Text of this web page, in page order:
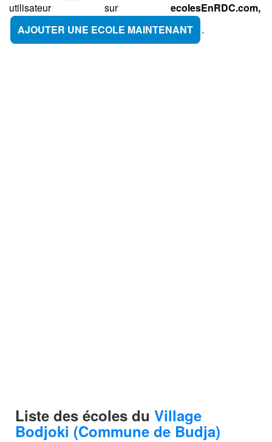
utilisateur sur ecolesEnRDC.com,
AJOUTER UNE ECOLE MAINTENANT
.
Liste des écoles du Village
Bodjoki (Commune de Budja)